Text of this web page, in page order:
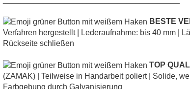
BESTE
Verfahren hergestellt | Lederaufnahme: bis 40 mm |
Rückseite schließen
TOP
(ZAMAK) | Teilweise in Handarbeit poliert | Solide,
Farbgebung durch Galvanisierung